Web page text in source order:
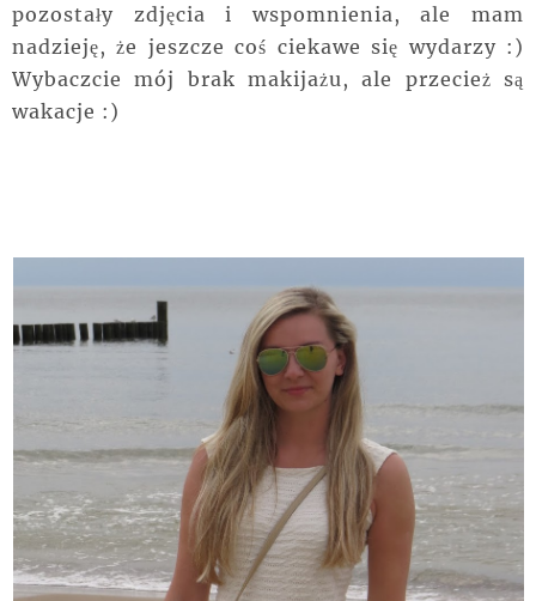
pozostały zdjęcia i wspomnienia, ale mam
nadzieję, że jeszcze coś ciekawe się wydarzy :)
Wybaczcie mój brak makijażu, ale przecież są
wakacje :)